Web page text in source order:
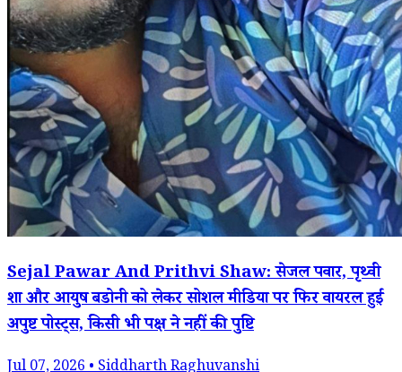
Sejal Pawar And Prithvi Shaw: सेजल पवार, पृथ्वी
शा और आयुष बडोनी को लेकर सोशल मीडिया पर फिर वायरल हुईं
अपुष्ट पोस्ट्स, किसी भी पक्ष ने नहीं की पुष्टि